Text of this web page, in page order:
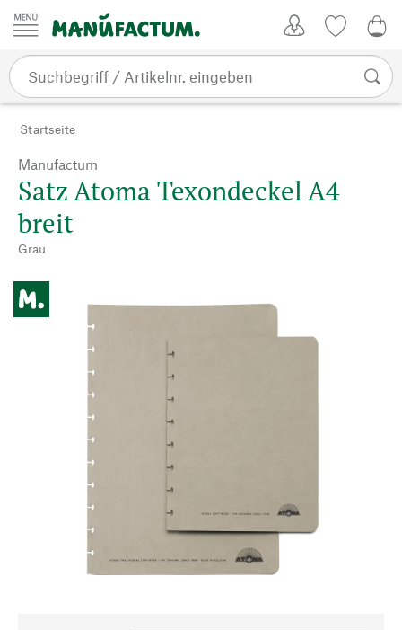
Zum Inhalt springen
Startseite
Manufactum
Satz Atoma Texondeckel A4
breit
Grau